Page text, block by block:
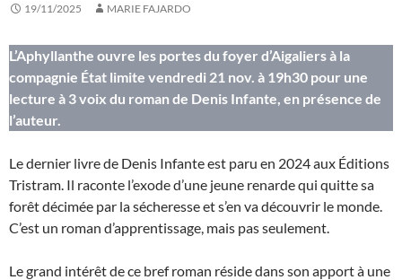
19/11/2025 MARIE FAJARDO
L’Aphyllanthe ouvre les portes du foyer d’Aigaliers à la
compagnie État limite vendredi 21 nov. à 19h30 pour une
lecture à 3 voix du roman de Denis Infante, en présence de
l’auteur.
Le dernier livre de Denis Infante est paru en 2024 aux Éditions
Tristram. Il raconte l’exode d’une jeune renarde qui quitte sa
forêt décimée par la sécheresse et s’en va découvrir le monde.
C’est un roman d’apprentissage, mais pas seulement.
Le grand intérêt de ce bref roman réside dans son apport à une